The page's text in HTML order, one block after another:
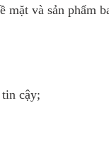
và sản phẩm
cậy;